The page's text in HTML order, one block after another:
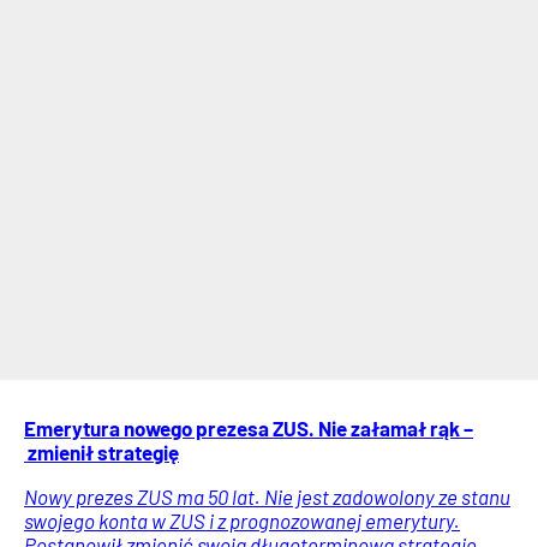
Emerytura nowego prezesa ZUS. Nie załamał rąk –
zmienił strategię
Nowy prezes ZUS ma 50 lat. Nie jest zadowolony ze stanu
swojego konta w ZUS i z prognozowanej emerytury.